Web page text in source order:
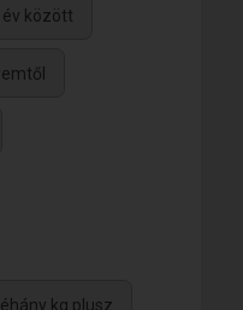
év között
kg plusz